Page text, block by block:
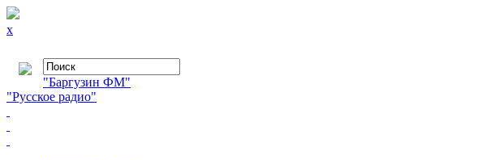
x
"Баргузин ФМ"
"Русское радио"